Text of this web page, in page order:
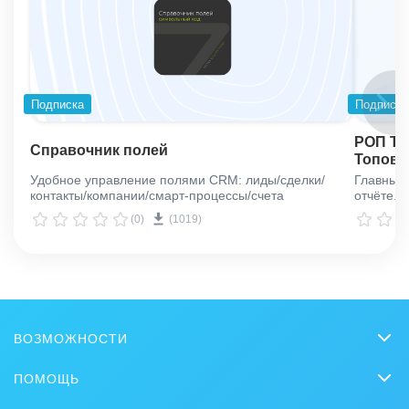
Подписка
Справочник полей
Удобное управление полями CRM: лиды/сделки/
контакты/компании/смарт-процессы/счета
(0) (1019)
Подписка
РОП
отчёте.
ВОЗМОЖНОСТИ
Онлайн-офис
ПОМОЩЬ